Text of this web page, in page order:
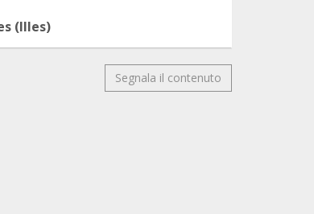
(Illes)
Segnala il contenuto